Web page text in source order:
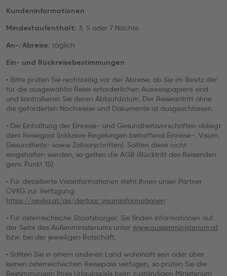
Kundeninformationen
Mindestaufenthalt: 3, 5 oder 7 Nächte
An-/Abreise: täglich
Ein- und Rückreisebestimmungen
• Bitte prüfen Sie rechtzeitig vor der Abreise, ob Sie im Besitz der
für die ausgewählte Reise erforderlichen Ausweispapiere sind
und kontrollieren Sie deren Ablaufdatum. Der Reiseantritt ohne
die geforderten Nachweise und Dokumente ist ausgeschlossen.
• Die Einhaltung der Einreise- und Gesundheitsvorschriften obliegt
dem Reisegast (inklusive Regelungen betreffend Einreise-, Visum,
Gesundheits- sowie Zollvorschriften). Sollten diese nicht
eingehalten werden, so gelten die AGB (Rücktritt des Reisenden
gem. Punkt 15).
• Für detaillierte Visainformationen steht Ihnen unser Partner
ÖVKG zur Verfügung:
https://oevkg.at/de/dertour_visuminformationen
• Für österreichische Staatsbürger: Sie finden Informationen auf
der Seite des Außenministeriums unter www.aussenministerium.at
bzw. bei der jeweiligen Botschaft.
• Sollten Sie in einem anderen Land wohnhaft sein oder über
keinen österreichischen Reisepass verfügen, so prüfen Sie die
Bestimmungen Ihres Urlaubsziels beim zuständigen Ministerium